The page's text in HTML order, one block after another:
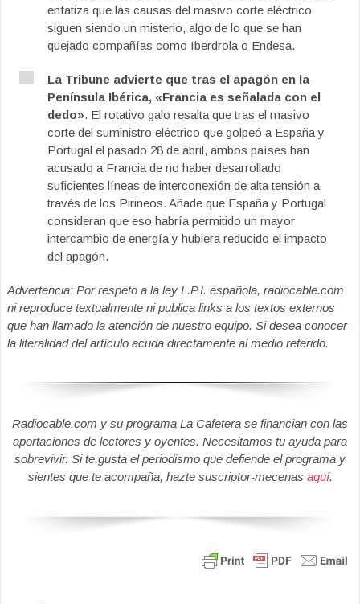
enfatiza que las causas del masivo corte eléctrico
siguen siendo un misterio, algo de lo que se han
quejado compañías como Iberdrola o Endesa.
La Tribune advierte que tras el apagón en la
Península Ibérica, «Francia es señalada con el
dedo». El rotativo galo resalta que tras el masivo
corte del suministro eléctrico que golpeó a España y
Portugal el pasado 28 de abril, ambos países han
acusado a Francia de no haber desarrollado
suficientes líneas de interconexión de alta tensión a
través de los Pirineos. Añade que España y Portugal
consideran que eso habría permitido un mayor
intercambio de energía y hubiera reducido el impacto
del apagón.
Advertencia: Por respeto a la ley L.P.I. española, radiocable.com
ni reproduce textualmente ni publica links a los textos externos
que han llamado la atención de nuestro equipo. Si desea conocer
la literalidad del artículo acuda directamente al medio referido.
Radiocable.com y su programa La Cafetera se financian con las
aportaciones de lectores y oyentes. Necesitamos tu ayuda para
sobrevivir. Si te gusta el periodismo que defiende el programa y
sientes que te acompaña, hazte suscriptor-mecenas aquí.